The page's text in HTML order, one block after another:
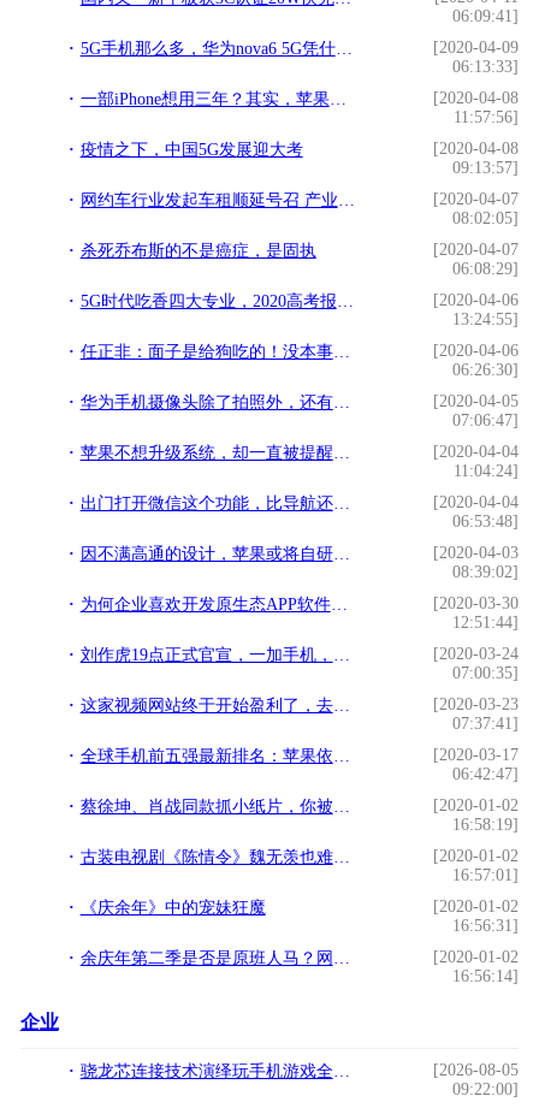
06:09:41]
5G手机那么多，华为nova6 5G凭什么脱颖而出？
[2020-04-09
06:13:33]
一部iPhone想用三年？其实，苹果其实早急眼了……
[2020-04-08
11:57:56]
疫情之下，中国5G发展迎大考
[2020-04-08
09:13:57]
网约车行业发起车租顺延号召 产业链各环节多方配合共渡难关
[2020-04-07
08:02:05]
杀死乔布斯的不是癌症，是固执
[2020-04-07
06:08:29]
5G时代吃香四大专业，2020高考报考不可错过
[2020-04-06
13:24:55]
任正非：面子是给狗吃的！没本事的人，才处处在乎面子
[2020-04-06
06:26:30]
华为手机摄像头除了拍照外，还有这两种高级玩法？确定不了解一下
[2020-04-05
07:06:47]
苹果不想升级系统，却一直被提醒升级？三步轻松搞定
[2020-04-04
11:04:24]
出门打开微信这个功能，比导航还管用
[2020-04-04
06:53:48]
因不满高通的设计，苹果或将自研天线，iPhone 12的信号有救了？
[2020-04-03
08:39:02]
为何企业喜欢开发原生态APP软件呢？
[2020-03-30
12:51:44]
刘作虎19点正式官宣，一加手机，印度2019高端市场第一名！
[2020-03-24
07:00:35]
这家视频网站终于开始盈利了，去年全年收入超千亿
[2020-03-23
07:37:41]
全球手机前五强最新排名：苹果依然强势，小米后劲十足
[2020-03-17
06:42:47]
蔡徐坤、肖战同款抓小纸片，你被谁迷倒了呢？
[2020-01-02
16:58:19]
古装电视剧《陈情令》魏无羡也难得喝醉过一次
[2020-01-02
16:57:01]
《庆余年》中的宠妹狂魔
[2020-01-02
16:56:31]
余庆年第二季是否是原班人马？网友期待赵思露参与呼声高涨？
[2020-01-02
16:56:14]
企业
骁龙芯连接技术演绎玩手机游戏全新体验
[2026-08-05
09:22:00]